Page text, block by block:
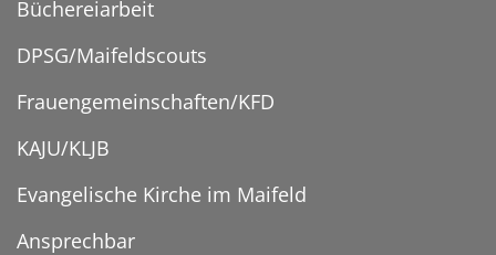
Büchereiarbeit
DPSG/Maifeldscouts
Frauengemeinschaften/KFD
KAJU/KLJB
Evangelische Kirche im Maifeld
Ansprechbar